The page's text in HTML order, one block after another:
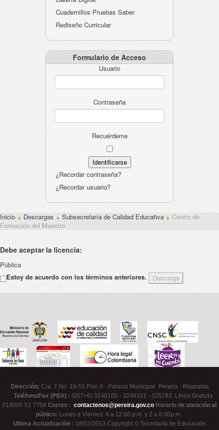
Cuadernillos Pruebas Saber
Rediseño Curricular
Formulario de Acceso
Usuario
Contraseña
Recuérdeme
¿Recordar contraseña?
¿Recordar usuario?
Inicio Descargas Subsecretaría de Calidad Educativa
Centro de
Formación del Maestro
Debe aceptar la licencia:
Pública
Estoy de acuerdo con los términos anteriores.
Dirección: Cra. 7 No. 18-55 Piso 8 - Palacio Municipal Pereira - Risaralda
Teléfono/Fax (PBX) : (057+6) 3248100 - 3248101 - 325783 Línea Gratuita
018000 51 7758 Correo : contactenos@pereira.gov.co Horario de atención al
público: Lunes a Viernes: 8 a 12:00 p.m. y 2 a 6:00p.m.
Ultima Actualización : 18/02/2013 Copyright © Secretaría de Educación